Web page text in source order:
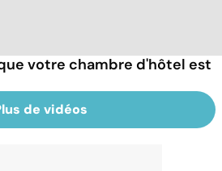
votre chambre d'hôtel est
de vidéos